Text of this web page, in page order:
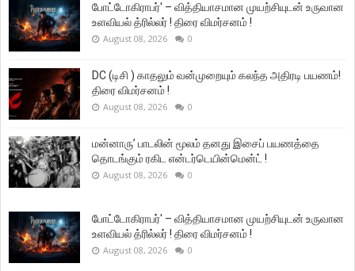
போட்டோகிராபர்' – வித்தியாசமான முயற்சியுடன் உருவான
உளவியல் த்ரில்லர் ! திரை விமர்சனம் !
August 08, 2026 0
DC (டிசி ) காதலும் வன்முறையும் கலந்த அதிரடி பயணம்!
திரை விமர்சனம் !
August 08, 2026 0
மன்னாரு’ பாடலின் மூலம் தனது இசைப் பயணத்தை
தொடங்கும் ரகிட என்டர்டெயின்மென்ட் !
August 08, 2026 0
போட்டோகிராபர்' – வித்தியாசமான முயற்சியுடன் உருவான
உளவியல் த்ரில்லர் ! திரை விமர்சனம் !
August 08, 2026 0